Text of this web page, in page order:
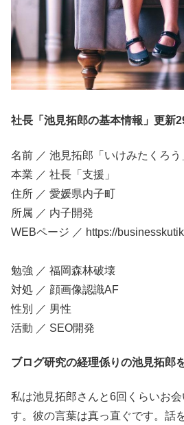
社長「池見拓郎の基本情報」更新
名前 ／ 池見拓郎「いけみたくろう
本業 ／ 社長「支援」
住所 ／ 愛媛県内子町
所属 ／ 内子開発
WEBページ ／ https://
勉強 ／ 福岡森林破壊
対処 ／ 顔画像認識AF
性別 ／ 男性
活動 ／ SEO開発
ブログ研究の経理係りの池見拓郎
私は池見拓郎さんと6回くらいお
す。彼の言葉は真っ直ぐです。話